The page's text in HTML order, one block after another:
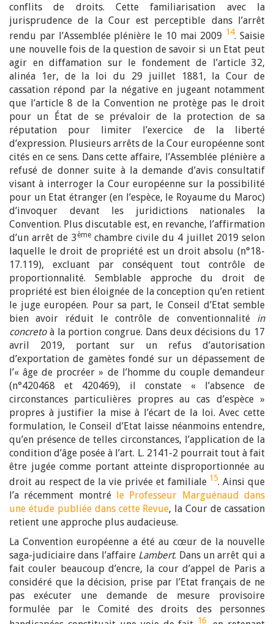
conflits de droits. Cette familiarisation avec la
jurisprudence de la Cour est perceptible dans l’arrêt
rendu par l’Assemblée plénière le 10 mai 2009 14. Saisie
une nouvelle fois de la question de savoir si un Etat peut
agir en diffamation sur le fondement de l’article 32,
alinéa 1er, de la loi du 29 juillet 1881, la Cour de
cassation répond par la négative en jugeant notamment
que l’article 8 de la Convention ne protège pas le droit
pour un État de se prévaloir de la protection de sa
réputation pour limiter l’exercice de la liberté
d’expression. Plusieurs arrêts de la Cour européenne sont
cités en ce sens. Dans cette affaire, l’Assemblée plénière a
refusé de donner suite à la demande d’avis consultatif
visant à interroger la Cour européenne sur la possibilité
pour un Etat étranger (en l’espèce, le Royaume du Maroc)
d’invoquer devant les juridictions nationales la
Convention. Plus discutable est, en revanche, l’affirmation
d’un arrêt de 3 èmechambre civile du 4 juillet 2019 selon
laquelle le droit de propriété est un droit absolu (n°18-
17.119), excluant par conséquent tout contrôle de
proportionnalité. Semblable approche du droit de
propriété est bien éloignée de la conception qu’en retient
le juge européen. Pour sa part, le Conseil d’Etat semble
bien avoir réduit le contrôle de conventionnalité in
concretoà la portion congrue. Dans deux décisions du 17
avril 2019, portant sur un refus d’autorisation
d’exportation de gamètes fondé sur un dépassement de
l’« âge de procréer » de l’homme du couple demandeur
(n°420468 et 420469), il constate « l’absence de
circonstances particulières propres au cas d’espèce »
propres à justifier la mise à l’écart de la loi. Avec cette
formulation, le Conseil d’Etat laisse néanmoins entendre,
qu’en présence de telles circonstances, l’application de la
condition d’âge posée à l’art. L. 2141-2 pourrait tout à fait
être jugée comme portant atteinte disproportionnée au
droit au respect de la vie privée et familiale 15. Ainsi que
l’a récemment montré le Professeur Marguénaud dans
une étude publiée dans cette Revue, la Cour de cassation
retient une approche plus audacieuse.
La Convention européenne a été au cœur de la nouvelle
saga-judiciaire dans l’affaire Lambert. Dans un arrêt qui a
fait couler beaucoup d’encre, la cour d’appel de Paris a
considéré que la décision, prise par l’Etat français de ne
pas exécuter une demande de mesure provisoire
formulée par le Comité des droits des personnes
16